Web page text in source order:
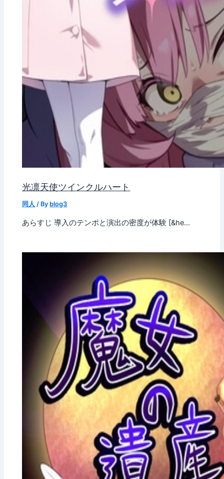
光凛天使ツインクルハート
同人 / By blog3
あらすじ 導入のテンポと演出の密度が体験 [&he…